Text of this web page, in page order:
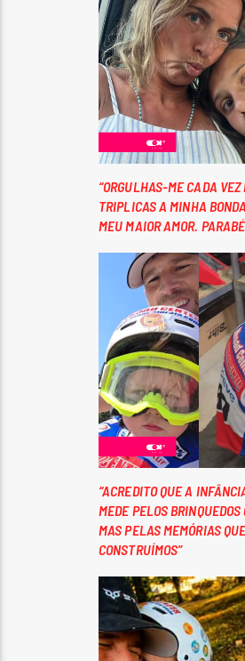
“ORGULHAS-ME CADA VEZ
TRIPLICAS A MINHA
MEU MAIOR AMOR.
“ACREDITO QUE A
MEDE PELOS BRINQUEDOS
MAS PELAS MEMÓRIAS
CONSTRUÍMOS”